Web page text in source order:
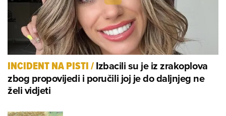
INCIDENT NA PISTI/Izbacili su je iz zrakoplova
zbog propovijedi i poručili joj je do daljnjeg ne
želi vidjeti